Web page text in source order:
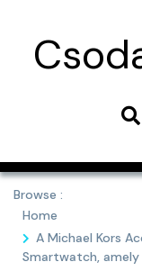
content
Browse :
Home
A Michael Kors
Smartwatch,